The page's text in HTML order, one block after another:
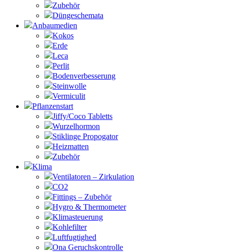
Zubehör
Düngeschemata
Anbaumedien
Kokos
Erde
Leca
Perlit
Bodenverbesserung
Steinwolle
Vermiculit
Pflanzenstart
Jiffy/Coco Tabletts
Wurzelhormon
Stiklinge Propogator
Heizmatten
Zubehör
Klima
Ventilatoren – Zirkulation
CO2
Fittings – Zubehör
Hygro & Thermometer
Klimasteuerung
Kohlefilter
Luftfugtighed
Ona Geruchskontrolle